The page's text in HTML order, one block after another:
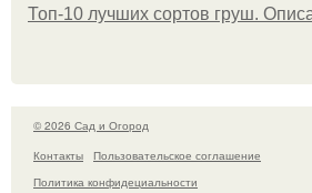
Топ-10 лучших сортов груш.
© 2026 Сад и Огород
Контакты
Пользовательское соглашение
Политика конфидециальности